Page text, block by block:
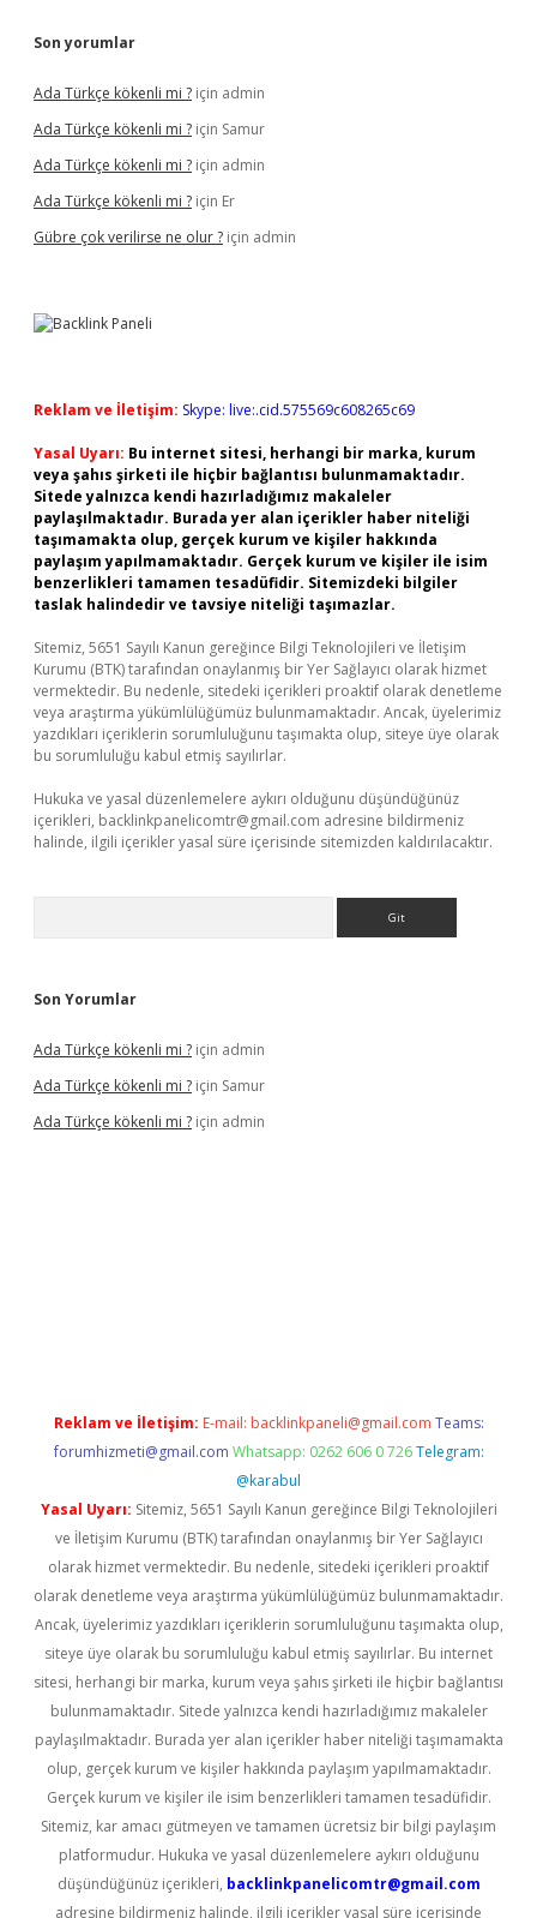
Son yorumlar
Ada Türkçe kökenli mi ? için admin
Ada Türkçe kökenli mi ? için Samur
Ada Türkçe kökenli mi ? için admin
Ada Türkçe kökenli mi ? için Er
Gübre çok verilirse ne olur ? için admin
Reklam ve İletişim: Skype: live:.cid.575569c608265c69
Yasal Uyarı: Bu internet sitesi, herhangi bir marka, kurum
veya şahıs şirketi ile hiçbir bağlantısı bulunmamaktadır.
Sitede yalnızca kendi hazırladığımız makaleler
paylaşılmaktadır. Burada yer alan içerikler haber niteliği
taşımamakta olup, gerçek kurum ve kişiler hakkında
paylaşım yapılmamaktadır. Gerçek kurum ve kişiler ile isim
benzerlikleri tamamen tesadüfidir. Sitemizdeki bilgiler
taslak halindedir ve tavsiye niteliği taşımazlar.
Sitemiz, 5651 Sayılı Kanun gereğince Bilgi Teknolojileri ve İletişim
Kurumu (BTK) tarafından onaylanmış bir Yer Sağlayıcı olarak hizmet
vermektedir. Bu nedenle, sitedeki içerikleri proaktif olarak denetleme
veya araştırma yükümlülüğümüz bulunmamaktadır. Ancak, üyelerimiz
yazdıkları içeriklerin sorumluluğunu taşımakta olup, siteye üye olarak
bu sorumluluğu kabul etmiş sayılırlar.
Hukuka ve yasal düzenlemelere aykırı olduğunu düşündüğünüz
içerikleri, backlinkpanelicomtr@gmail.com adresine bildirmeniz
halinde, ilgili içerikler yasal süre içerisinde sitemizden kaldırılacaktır.
Son Yorumlar
Ada Türkçe kökenli mi ? için admin
Ada Türkçe kökenli mi ? için Samur
Ada Türkçe kökenli mi ? için admin
Reklam ve İletişim: E-mail: backlinkpaneli@gmail.com Teams:
forumhizmeti@gmail.com Whatsapp: 0262 606 0 726 Telegram:
@karabul
Yasal Uyarı: Sitemiz, 5651 Sayılı Kanun gereğince Bilgi Teknolojileri
ve İletişim Kurumu (BTK) tarafından onaylanmış bir Yer Sağlayıcı
olarak hizmet vermektedir. Bu nedenle, sitedeki içerikleri proaktif
olarak denetleme veya araştırma yükümlülüğümüz bulunmamaktadır.
Ancak, üyelerimiz yazdıkları içeriklerin sorumluluğunu taşımakta olup,
siteye üye olarak bu sorumluluğu kabul etmiş sayılırlar. Bu internet
sitesi, herhangi bir marka, kurum veya şahıs şirketi ile hiçbir bağlantısı
bulunmamaktadır. Sitede yalnızca kendi hazırladığımız makaleler
paylaşılmaktadır. Burada yer alan içerikler haber niteliği taşımamakta
olup, gerçek kurum ve kişiler hakkında paylaşım yapılmamaktadır.
Gerçek kurum ve kişiler ile isim benzerlikleri tamamen tesadüfidir.
Sitemiz, kar amacı gütmeyen ve tamamen ücretsiz bir bilgi paylaşım
platformudur. Hukuka ve yasal düzenlemelere aykırı olduğunu
düşündüğünüz içerikleri, backlinkpanelicomtr@gmail.com
adresine bildirmeniz halinde, ilgili içerikler yasal süre içerisinde